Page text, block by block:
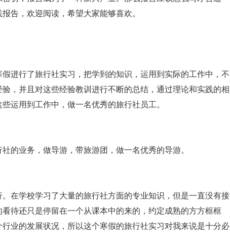
告，欢迎阅读，希望大家能够喜欢。
进行了旅行社实习，把学到的知识，运用到实际的工作中，不
，并且对这些经验教训进行不断的总结，通过理论和实践的相
运用到工作中，做一名优秀的旅行社员工。
的业务，做导游，带旅游团，做一名优秀的导游。
在学校学习了大量的旅行社方面的专业知识，但是一直没有接
待还只是停留在一个从课本中的来的，约定成熟的方方框框
业的发展状况，所以这个寒假的旅行社实习对我来说是十分必